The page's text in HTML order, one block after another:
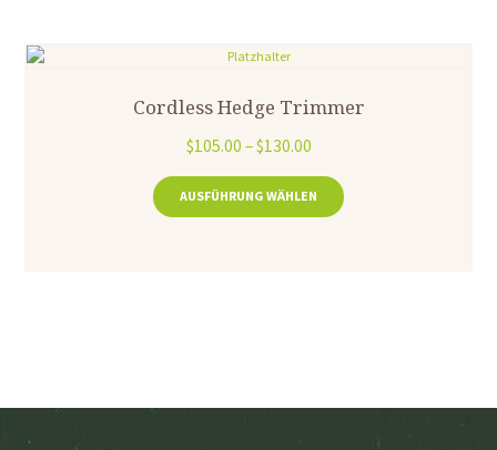
Cordless Hedge Trimmer
$105.00 –$130.00
AUSFÜHRUNG WÄHLEN